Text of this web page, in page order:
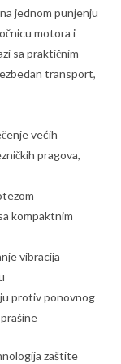
jednom punjenju
motora i
sa praktičnim
transport,
većih
pragova,
kompaktnim
vibracija
protiv ponovnog